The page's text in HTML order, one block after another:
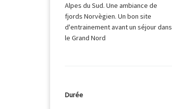
Alpes du Sud. Une ambiance de
fjords Norvègien. Un bon site
d'entrainement avant un séjour dans
le Grand Nord
Durée